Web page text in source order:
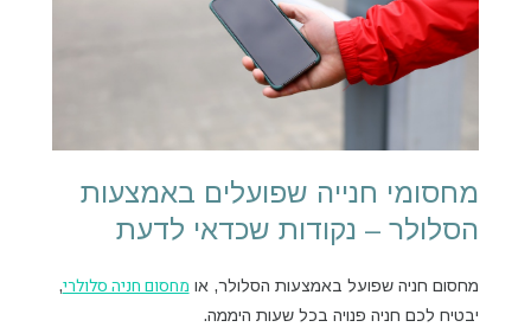
מחסומי חנייה שפועלים באמצעות
הסלולר – נקודות שכדאי לדעת
מחסום חניה שפועל באמצעות הסלולר, או מחסום חניה סלולרי,
יבטיח לכם חניה פנויה בכל שעות היממה.